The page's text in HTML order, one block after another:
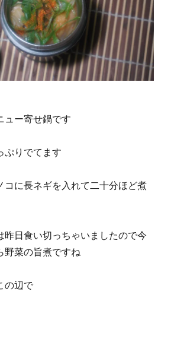
ュー寄せ鍋です
ぷりでてます
コに長ネギを入れて二十分ほど煮
昨日食い切っちゃいましたので今
野菜の旨煮ですね
の辺で